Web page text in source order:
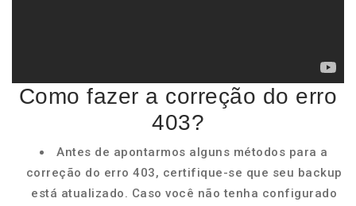
Como fazer a correção do erro
403?
Antes de apontarmos alguns métodos para a
correção do erro 403, certifique-se que seu backup
está atualizado. Caso você não tenha configurado